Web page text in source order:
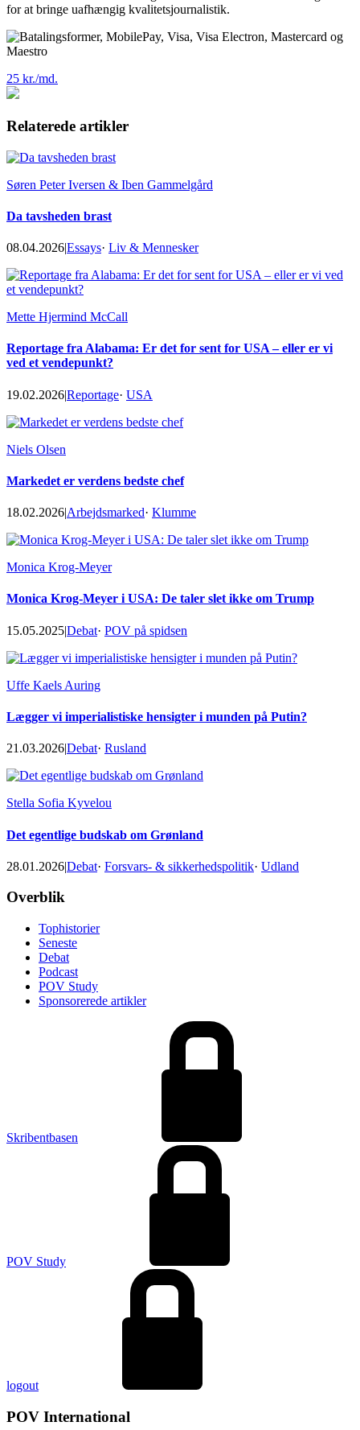
for at bringe uafhængig kvalitetsjournalistik.
25 kr./md.
Relaterede artikler
Søren Peter Iversen & Iben Gammelgård
Da tavsheden brast
08.04.2026|Essays· Liv & Mennesker
Mette Hjermind McCall
Reportage fra Alabama: Er det for sent for USA – eller er vi
ved et vendepunkt?
19.02.2026|Reportage· USA
Niels Olsen
Markedet er verdens bedste chef
18.02.2026|Arbejdsmarked· Klumme
Monica Krog-Meyer
Monica Krog-Meyer i USA: De taler slet ikke om Trump
15.05.2025|Debat· POV på spidsen
Uffe Kaels Auring
Lægger vi imperialistiske hensigter i munden på Putin?
21.03.2026|Debat· Rusland
Stella Sofia Kyvelou
Det egentlige budskab om Grønland
28.01.2026|Debat· Forsvars- & sikkerhedspolitik· Udland
Footer
Overblik
Tophistorier
Seneste
Debat
Podcast
POV Study
Sponsorerede artikler
Skribentbasen
POV Study
logout
POV International